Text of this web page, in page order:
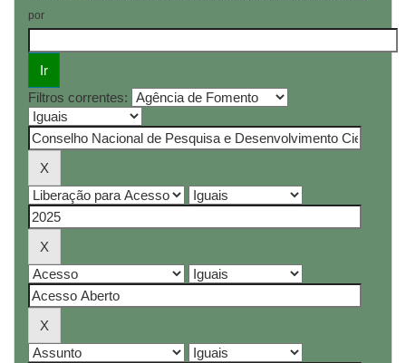
por
Filtros correntes: